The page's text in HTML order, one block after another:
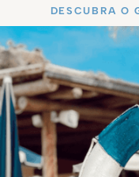
DESCUBRA O